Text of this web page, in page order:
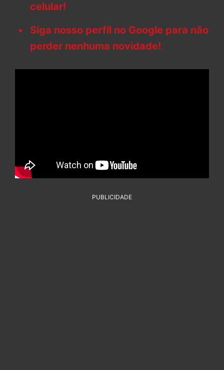
celular!
Siga nosso perfil no Google para não
perder nenhuma novidade!
PUBLICIDADE